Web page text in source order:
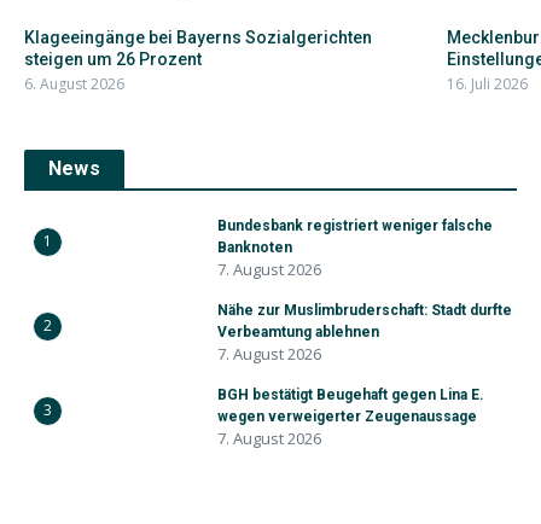
Klageeingänge bei Bayerns Sozialgerichten
steigen um 26 Prozent
6. August 2026 16. Juli 2026
News
1
Bundesbank registriert weniger falsche
Banknoten
7. August 2026
2
Nähe zur Muslimbruderschaft: Stadt durfte
Verbeamtung ablehnen
7. August 2026
3
BGH bestätigt Beugehaft gegen Lina E.
wegen verweigerter Zeugenaussage
7. August 2026